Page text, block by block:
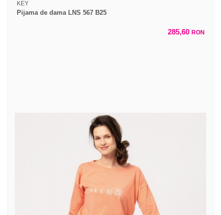
KEY
Pijama de dama LNS 567 B25
285,60 RON